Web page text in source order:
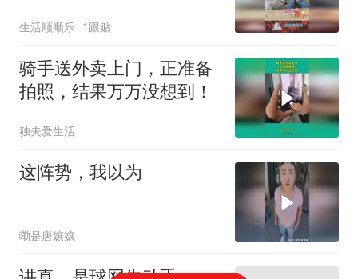
生活顺顺乐 1跟贴
骑手送外卖上门，正准备
拍照，结果万万没想到！
独夫爱生活
这阵势，我以为
嘞是唐孃孃